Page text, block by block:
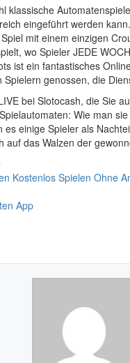
klassische
eingeführt werden
mit einem einzigen
wo Spieler JEDE
ist ein fantastisches
Spielern genossen, die
bei Slotocash, die Sie
Wie man
es einige Spieler als
auf das Walzen der
Kostenlos Spielen Ohne
App